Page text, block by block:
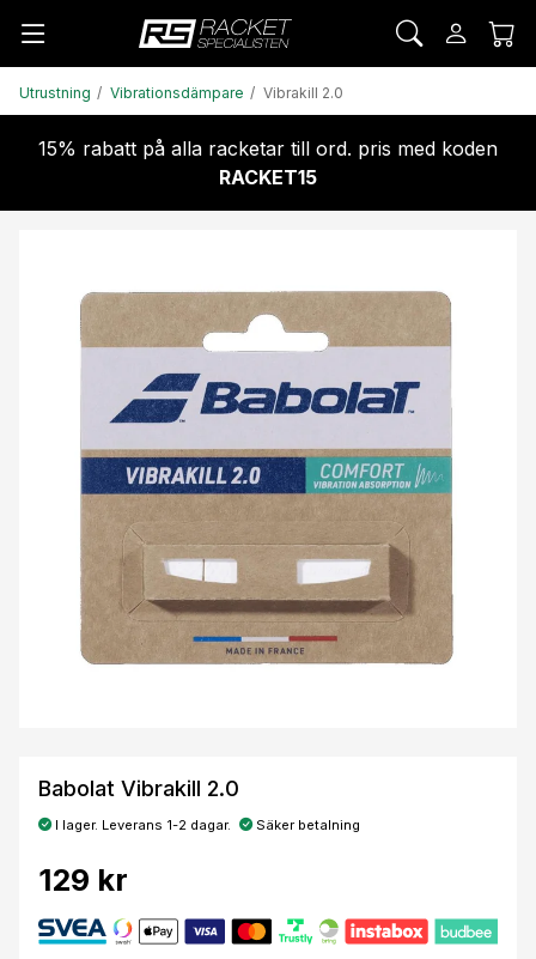
Utrustning Vibrationsdämpare Vibrakill 2.0
15% rabatt på alla racketar till ord. pris med koden
RACKET15
Babolat Vibrakill 2.0
I lager. Leverans 1-2 dagar. Säker betalning
129 kr